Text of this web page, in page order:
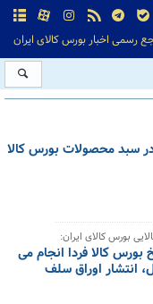
رسمی اخبار بورس کالای ایران
بورس کالای ایران:
بورس کالا فردا انجام می
ریال، انتشار اوراق سلف